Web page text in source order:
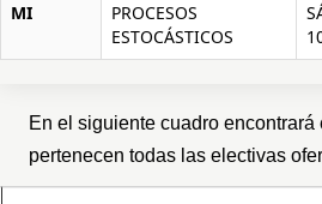
MI
PROCESOS
ESTOCÁSTICOS
En el siguiente cuadro encontrará
pertenecen todas las electivas